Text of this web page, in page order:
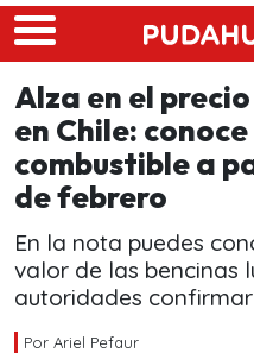
Skip to main content
Alza en el
en Chile:
combustible a
de febrero
En la nota puedes
valor de las bencinas
autoridades
Por Ariel Pefaur